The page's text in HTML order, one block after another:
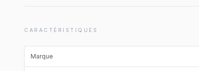
CARACTÉRISTIQUES
Marque